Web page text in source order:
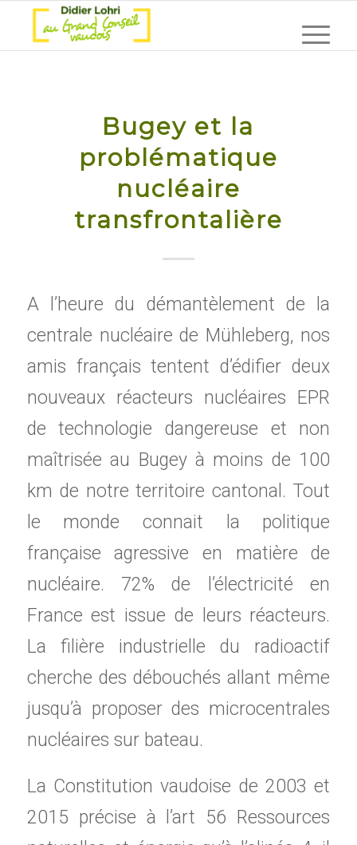
Bugey et la
problématique
nucléaire
transfrontalière
A l’heure du démantèlement de la
centrale nucléaire de Mühleberg, nos
amis français tentent d’édifier deux
nouveaux réacteurs nucléaires EPR
de technologie dangereuse et non
maîtrisée au Bugey à moins de 100
km de notre territoire cantonal. Tout
le monde connait la politique
française agressive en matière de
nucléaire. 72% de l’électricité en
France est issue de leurs réacteurs.
La filière industrielle du radioactif
cherche des débouchés allant même
jusqu’à proposer des microcentrales
nucléaires sur bateau.
La Constitution vaudoise de 2003 et
2015 précise à l’art 56 Ressources